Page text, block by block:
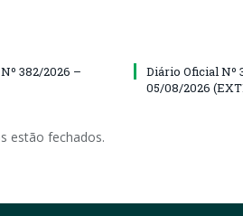
382/2026 –
Diário Oficial Nº
05/08/2026
estão fechados.